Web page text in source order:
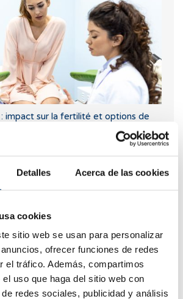
Detalles Acerca de las cookies
cookies
sitio web se usan para personalizar
ofrecer funciones de redes
el tráfico. Además, compartimos
uso que haga del sitio web con
redes sociales, publicidad y análisis
impact sur la fertilité et options de
causer la stérilité ?